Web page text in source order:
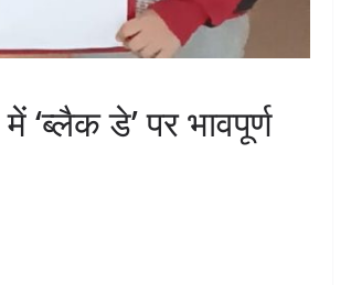
डे’ पर भावपूर्ण